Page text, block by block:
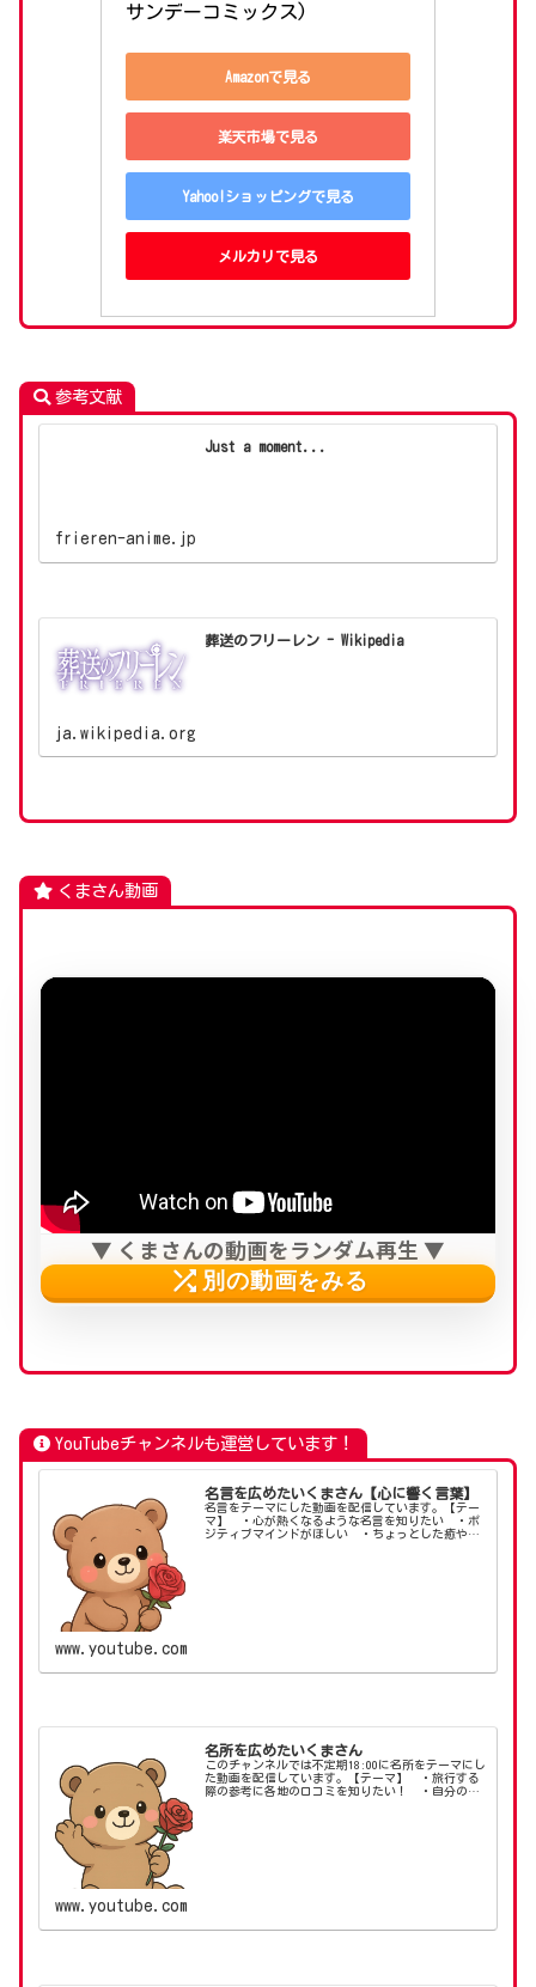
サンデーコミックス)
Amazonで見る
楽天市場で見る
Yahoo!ショッピングで見る
メルカリで見る
参考文献
Just a moment...
frieren-anime.jp
葬送のフリーレン - Wikipedia
ja.wikipedia.org
くまさん動画
▼ くまさんの動画をランダム再生 ▼
shuffle 別の動画をみる
YouTubeチャンネルも運営しています！
名言を広めたいくまさん【心に響く言葉】
名言をテーマにした動画を配信しています。【テー
マ】 ・心が熱くなるような名言を知りたい ・ポ
ジティブマインドがほしい ・ちょっとした癒やし
www.youtube.com
名所を広めたいくまさん
このチャンネルでは不定期18:00に名所をテーマにし
た動画を配信しています。【テーマ】 ・旅行する
際の参考に各地の口コミを知りたい！ ・自分の知
www.youtube.com